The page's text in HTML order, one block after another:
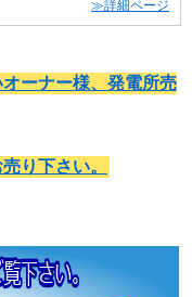
≫詳細ページ
ーナー様、発電所売
り下さい。